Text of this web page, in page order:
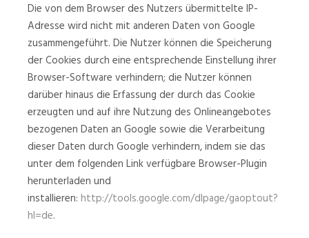
Die von dem Browser des Nutzers übermittelte IP-
Adresse wird nicht mit anderen Daten von Google
zusammengeführt. Die Nutzer können die Speicherung
der Cookies durch eine entsprechende Einstellung ihrer
Browser-Software verhindern; die Nutzer können
darüber hinaus die Erfassung der durch das Cookie
erzeugten und auf ihre Nutzung des Onlineangebotes
bezogenen Daten an Google sowie die Verarbeitung
dieser Daten durch Google verhindern, indem sie das
unter dem folgenden Link verfügbare Browser-Plugin
herunterladen und
installieren: http://tools.google.com/dlpage/gaoptout?
hl=de.